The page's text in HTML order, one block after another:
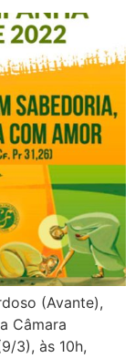
(Avante),
Câmara
3), às 10h,